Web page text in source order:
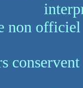
non officiel